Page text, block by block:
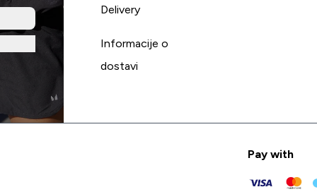
Delivery
Informacije o
dostavi
Pay with